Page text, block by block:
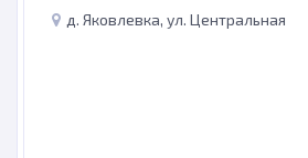
д. Яковлевка, ул. Центральная